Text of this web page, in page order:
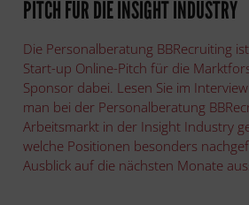
PITCH FÜR DIE INSIGHT INDUSTRY
Die Personalberatung BBRecruiting
Start-up Online-Pitch für die
Sponsor dabei. Lesen Sie im
man bei der Personalberatung
Arbeitsmarkt in der Insight Industry
welche Positionen besonders
Ausblick auf die nächsten Monate